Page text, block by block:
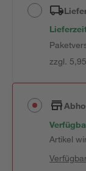
zzgl.
Artikel